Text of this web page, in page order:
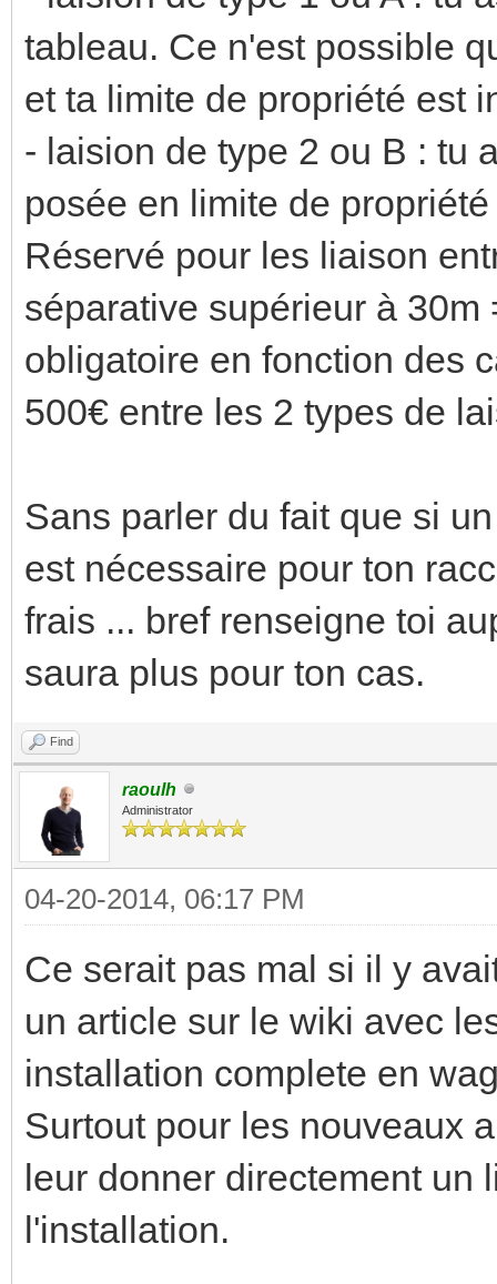
tableau. Ce n'est possible
et ta limite de propriété est
- laision de type 2 ou B : tu
posée en limite de
Réservé pour les liaison
séparative supérieur à
obligatoire en fonction des
500€ entre les 2 types de
Sans parler du fait que si
est nécessaire pour ton
frais ... bref renseigne toi
saura plus pour ton cas.
Find
raoulh
Administrator
04-20-2014, 06:17 PM
Ce serait pas mal si il y
un article sur le wiki avec
installation complete en
Surtout pour les nouveaux
leur donner directement un
l'installation.